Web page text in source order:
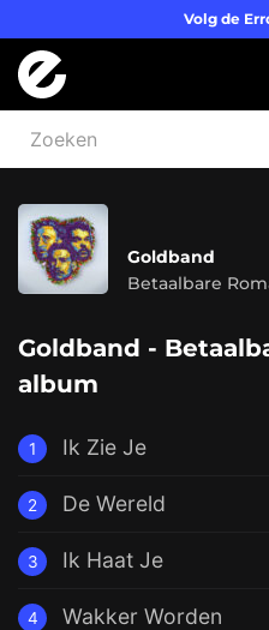
Volg de
Goldband
Betaalbare
Goldband -
album
1 Ik Zie Je
2 De Wereld
3 Ik Haat Je
4 Wakker Worden